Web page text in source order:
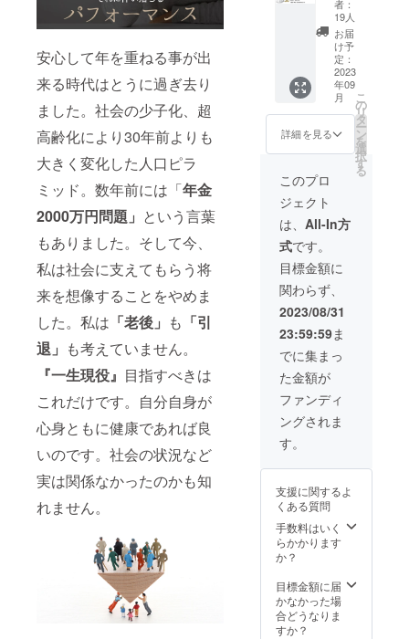
安心して年を重ねる事が出
来る時代はとうに過ぎ去り
ました。社会の少子化、超
高齢化により30年前よりも
大きく変化した人口ピラ
ミッド。数年前には「年金
2000万円問題」 という言葉
もありました。そして今、
私は社会に支えてもらう将
来を想像することをやめま
した。私は 「老後」 も 「引
退」 も考えていません。
『一生現役』 目指すべきは
これだけです。自分自身が
心身ともに健康であれば良
いのです。社会の状況など
実は関係なかったのかも知
れません。
テアリ
ン酸カ
ルシウ
ム、微
粒酸化
ケイ素
内容量
（1
袋）：
300mg
／ 1袋
あたり
NMN
5000m
g ／ 1粒
あたり
NMN
125mg
賞味期
限：
2025年
6月
ノヌク
レオチ
ド含有
加工食
品 原材
料名：
β-ニコ
チンア
ミド・
チド
（国内
製
造）、
デキス
トリン
／セル
ロー
ス、ス
テアリ
ン酸カ
ルシウ
ム、微
粒酸化
ケイ素
内容量
（1
袋）：
300mg
× 40粒
／ 1袋
あたり
NMN
5000m
NMN
125mg
配合）
E NMN
5000) 1
袋（40
粒） ×
30（12
00粒）
／ 1粒
（NMN
125mg
）あた
り 32.9
円 ※プ
ロジェ
クト終
了後、5
営業日
以内に
発送い
たしま
す。 商
品名：
SIMPLE
NMN
5000 名
称：β-
ニコチ
ンアミ
ド・モ
ノヌク
加工食
料名：
β-ニコ
チンア
ミド・
モノヌ
チド
（国内
製
造）、
者：
19人
お届
け予
定：
2023
年09
月
詳細を見る
こ
の
リ
タ
ー
ン
を
選
択
す
る
このプロ
ジェクト
は、 All-In方
式です。
目標金額に
関わらず、
2023/08/31
23:59:59ま
でに集まっ
た金額が
ファンディ
ングされま
す。
支援に関するよ
くある質問
手数料はいく
らかかります
か？
目標金額に届
かなかった場
合どうなりま
すか？